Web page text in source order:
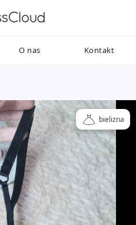
O nas Kontakt
bielizna